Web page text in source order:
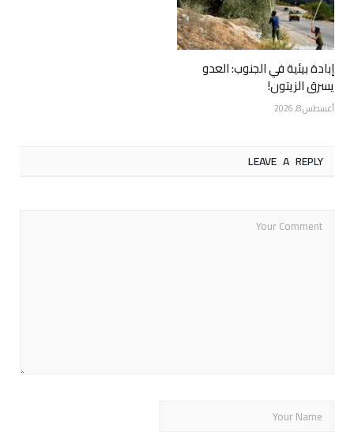
إبادة بيئية في الجنوب: العدو
يسرق الزيتون!
أغسطس 8, 2026
LEAVE A REPLY